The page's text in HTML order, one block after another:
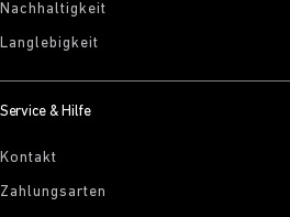
Nachhaltigkeit
Langlebigkeit
Service & Hilfe
Kontakt
Zahlungsarten